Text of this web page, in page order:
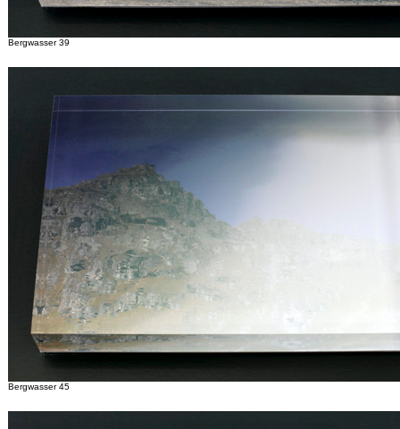
Bergwasser 39
Bergwasser 45